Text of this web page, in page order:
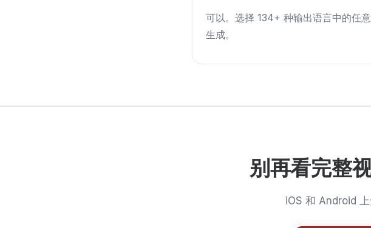
可以。选择 134+ 种输出语言中的任
生成。
别再看完整
iOS 和 Android 上